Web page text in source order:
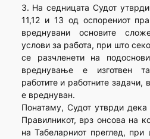
3. На седницата Судот
11,12 и 13 од оспорениот
вреднувани основите
услови за работа, при што
се разчленети на
вреднување е изготвен
работите и работните задачи,
е вреднуван.
Понатаму, Судот утврди
Правилникот, врз онсова на
на Табеларниот преглед, при